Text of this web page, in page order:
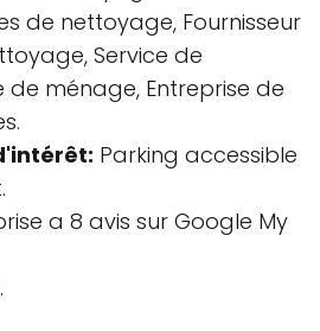
de nettoyage, Fournisseur
Service de
de ménage, Entreprise de
Parking accessible
a 8 avis sur Google My